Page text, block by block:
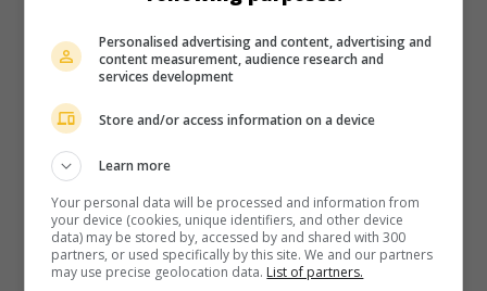
Jean-Paul Belmondo,Jacqueline Bisset,Vittorio Caprioli
L'auteur d'une série de romans d'espionnage s'inspire de sa
voisine pour composer le personnage de la compagne de
son héros.
Durée:
Personalised advertising and content, advertising and
content measurement, audience research and
services development
Store and/or access information on a device
Learn more
Your personal data will be processed and information from
your device (cookies, unique identifiers, and other device
data) may be stored by, accessed by and shared with 300
partners, or used specifically by this site. We and our partners
may use precise geolocation data. List of partners.